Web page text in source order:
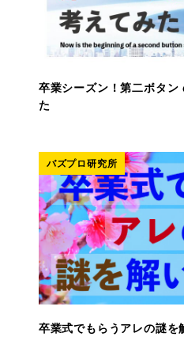
卒業シーズン！第二ボタ
た
バズプロ研究所
卒業式でもらうアレの謎を